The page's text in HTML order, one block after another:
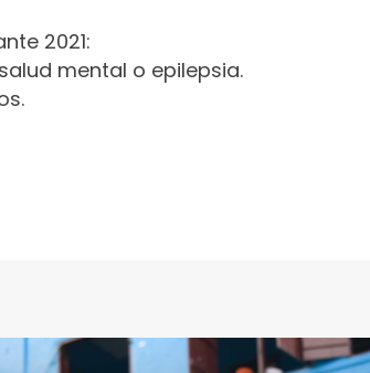
2021:
mental o epilepsia.